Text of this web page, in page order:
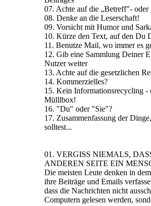
07. Achte auf die „Betreff"- oder
08. Denke an die Leserschaft!
09. Vorsicht mit Humor und
10. Kürze den Text, auf den Du
11. Benutze Mail, wo immer es
12. Gib eine Sammlung Deiner
Nutzer weiter
13. Achte auf die gesetzlichen
14. Kommerzielles?
15. Kein Informationsrecycling -
Mülllbox!
16. "Du" oder "Sie"?
17. Zusammenfassung der
solltest...
01. VERGISS NIEMALS,
ANDEREN SEITE EIN
Die meisten Leute denken in
ihre Beiträge und Emails
dass die Nachrichten nicht
Computern gelesen werden,